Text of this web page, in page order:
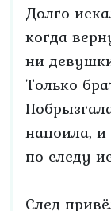
Долго
когда
ни
Только
напоила,
по следу
След